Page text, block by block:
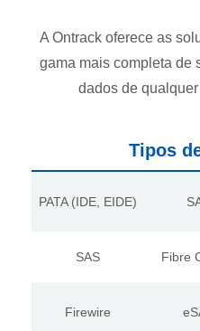
A Ontrack oferece as
gama mais completa de
dados de
Tipos
PATA (IDE, EIDE)
SAS Fibre
Firewire